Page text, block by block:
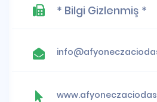
* Bilgi Gizlenmiş *